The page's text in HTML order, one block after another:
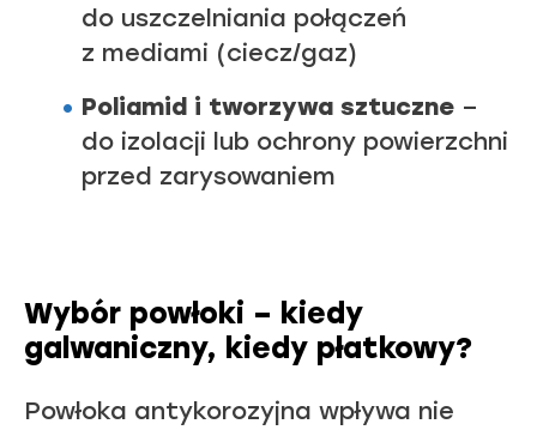
do uszczelniania połączeń
z mediami (ciecz/gaz)
Poliamid i tworzywa sztuczne –
do izolacji lub ochrony powierzchni
przed zarysowaniem
Wybór powłoki – kiedy
galwaniczny, kiedy płatkowy?
Powłoka antykorozyjna wpływa nie